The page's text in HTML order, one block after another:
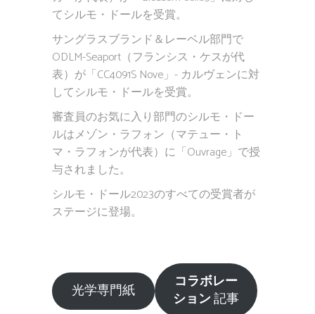
てシルモ・ドールを受賞。
サングラスブランド＆レーベル部門で
ODLM-Seaport（フランシス・ケスが代
表）が「CC4091S Nove」- カルヴェンに対
してシルモ・ドールを受賞。
審査員のお気に入り部門のシルモ・ドー
ルはメゾン・ラフォン（マテュー・ト
マ・ラフォンが代表）に「Ouvrage」で授
与されました。
シルモ・ドール2023のすべての受賞者が
ステージに登場。
光学専門紙
コラボレー
ション記事